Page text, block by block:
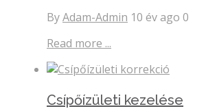
ByAdam-Admin 10 év ago 0
Read more ...
Csípőízületi kezelése